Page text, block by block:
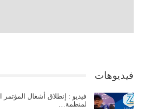
فيديوهات
فيديو : إنطلاق أشغال المؤتمر
لمنظمة…